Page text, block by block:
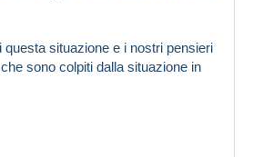
situazione e i nostri pensieri
sono colpiti dalla situazione in